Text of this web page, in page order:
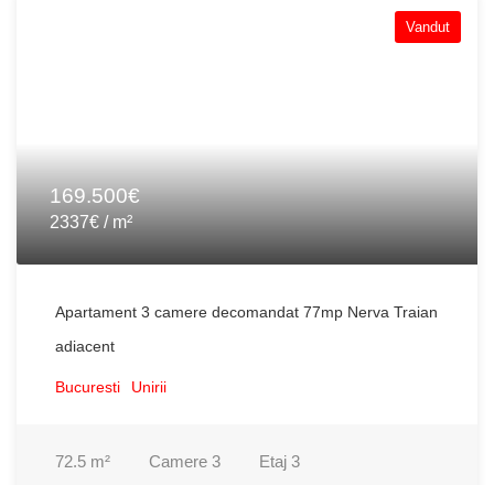
Vandut
169.500€
2337€ / m²
Apartament 3 camere decomandat 77mp Nerva Traian
adiacent
Bucuresti Unirii
72.5 m² Camere 3 Etaj 3